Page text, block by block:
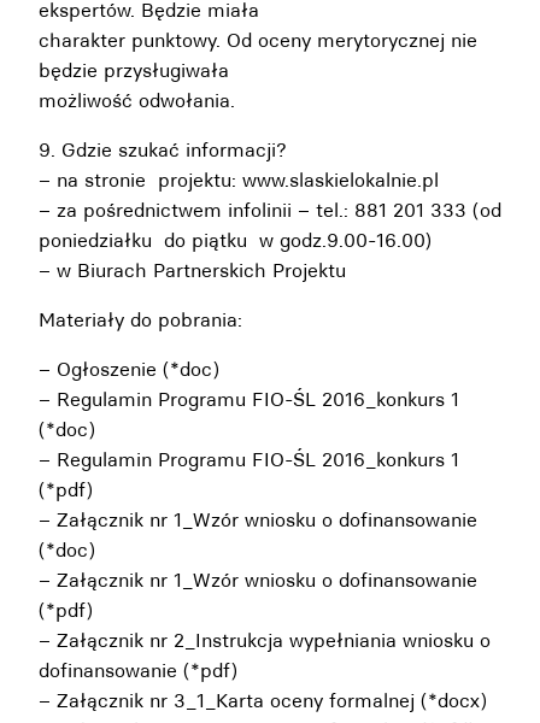
ekspertów. Będzie miała
charakter punktowy. Od oceny merytorycznej nie
będzie przysługiwała
możliwość odwołania.
9. Gdzie szukać informacji?
– na stronie projektu: www.slaskielokalnie.pl
– za pośrednictwem infolinii – tel.: 881 201 333 (od
poniedziałku do piątku w godz.9.00-16.00)
– w Biurach Partnerskich Projektu
Materiały do pobrania:
– Ogłoszenie (*doc)
– Regulamin Programu FIO-ŚL 2016_konkurs 1
(*doc)
– Regulamin Programu FIO-ŚL 2016_konkurs 1
(*pdf)
– Załącznik nr 1_Wzór wniosku o dofinansowanie
(*doc)
– Załącznik nr 1_Wzór wniosku o dofinansowanie
(*pdf)
– Załącznik nr 2_Instrukcja wypełniania wniosku o
dofinansowanie (*pdf)
– Załącznik nr 3_1_Karta oceny formalnej (*docx)